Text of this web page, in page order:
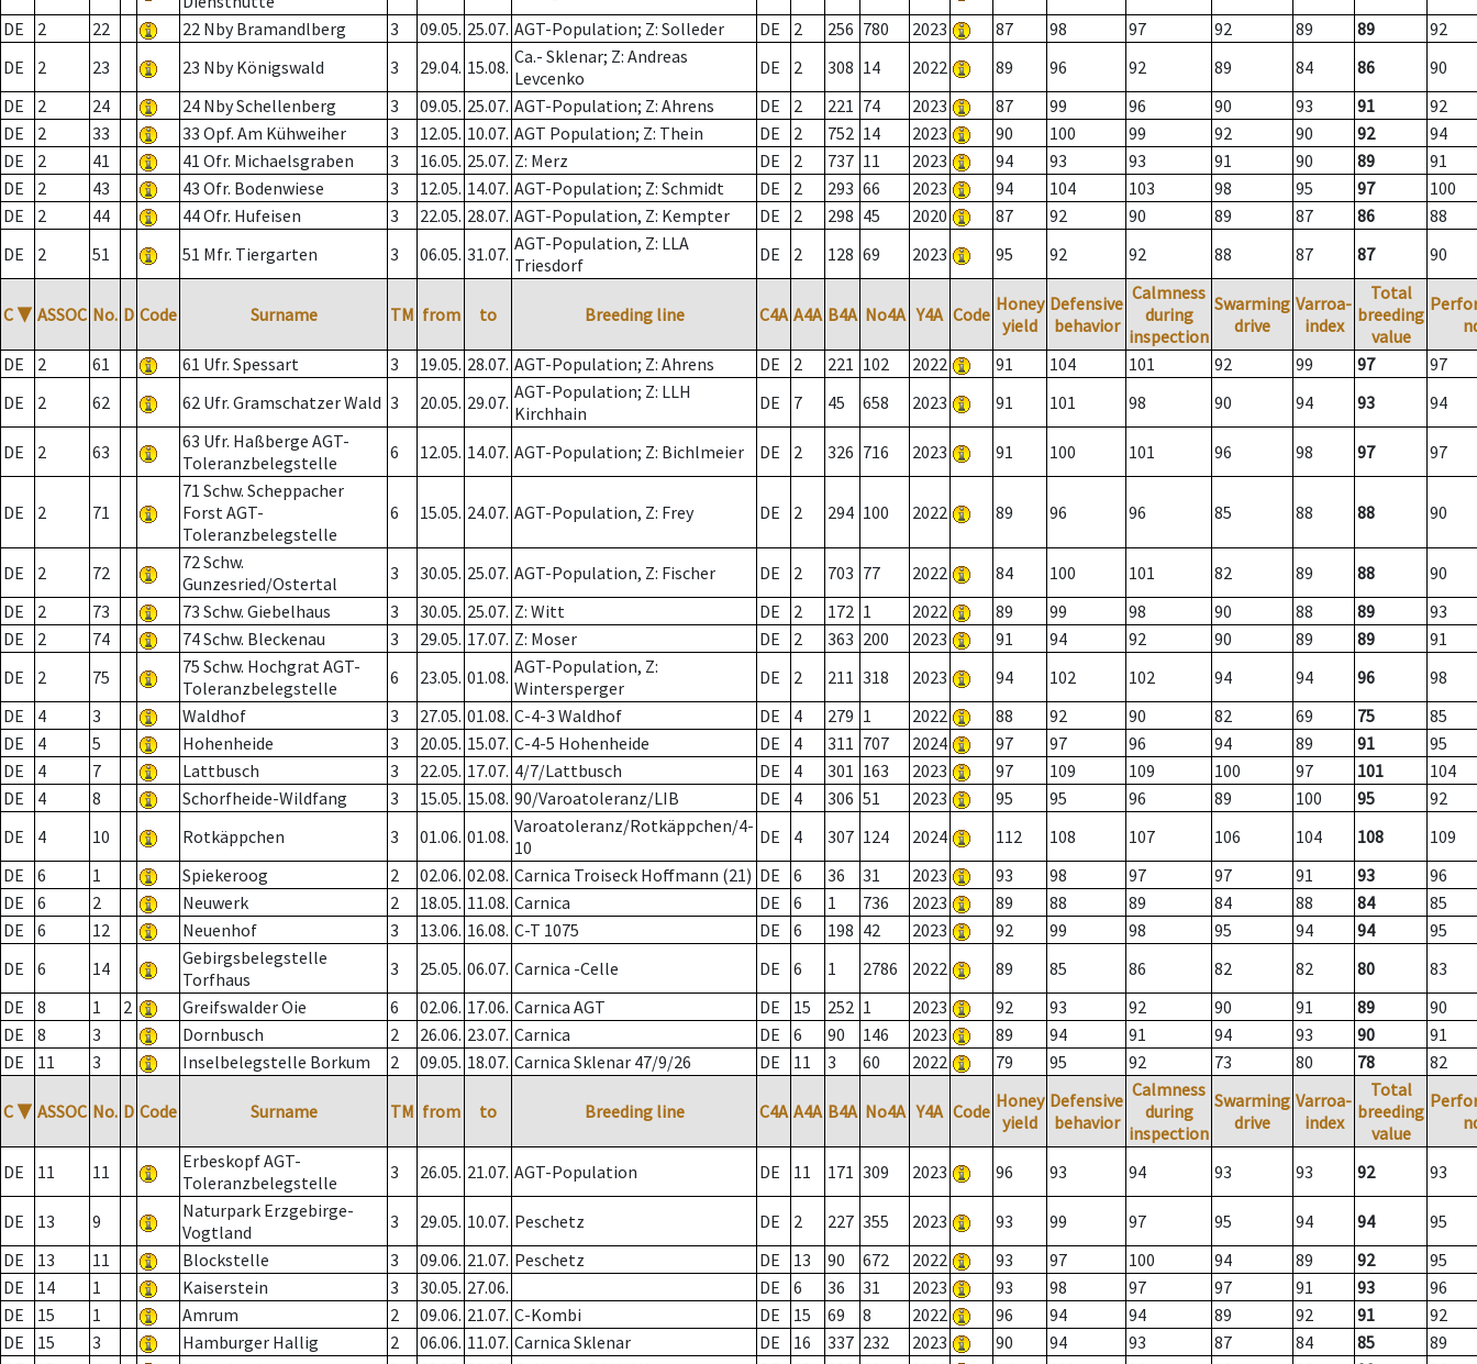
DE
2 22 22 Nby Bramandlberg 3 09.05. 25.07. AGT-Population; Z: Solleder DE 2 256 780 2023 87 98 97 92 89 89
92
DE
2 23 23 Nby Königswald 3 29.04. 15.08. Ca.- Sklenar; Z: Andreas
Levcenko
DE 2 308 14 2022 89 96 92 89 84 86
90
DE
2 24 24 Nby Schellenberg 3 09.05. 25.07. AGT-Population; Z: Ahrens DE 2 221 74 2023 87 99 96 90 93 91
92
DE
2 33 33 Opf. Am Kühweiher 3 12.05. 10.07. AGT Population; Z: Thein DE 2 752 14 2023 90 100 99 92 90 92
94
DE
2 41 41 Ofr. Michaelsgraben 3 16.05. 25.07. Z: Merz DE 2 737 11 2023 94 93 93 91 90 89
91
DE
2 43 43 Ofr. Bodenwiese 3 12.05. 14.07. AGT-Population; Z: Schmidt DE 2 293 66 2023 94 104 103 98 95 97
100
DE
2 44 44 Ofr. Hufeisen 3 22.05. 28.07. AGT-Population, Z: Kempter DE 2 298 45 2020 87 92 90 89 87 86
88
DE
2 51 51 Mfr. Tiergarten 3 06.05. 31.07. AGT-Population, Z: LLA
Triesdorf
DE 2 128 69 2023 95 92 92 88 87 87 90
C ▼ ASSOC No. D Code Surname TM from to Breeding line C4A A4A B4A No4A Y4A Code Honey
yield
Defensive
behavior
Calmness
during
inspection
Swarming
drive
Varroa-
index
Total
breeding
value
DE
2 61 61 Ufr. Spessart 3 19.05. 28.07. AGT-Population; Z: Ahrens DE 2 221 102 2022 91 104 101 92 99 97
97
DE
2 62 62 Ufr. Gramschatzer Wald 3 20.05. 29.07. AGT-Population; Z: LLH
Kirchhain
DE 7 45 658 2023 91 101 98 90 94 93 94
DE 2 63
63 Ufr. Haßberge AGT-
Toleranzbelegstelle
6 12.05. 14.07. AGT-Population; Z: Bichlmeier DE 2 326 716 2023 91 100 101 96 98 97 97
DE 2 71
71 Schw. Scheppacher
Forst AGT-
Toleranzbelegstelle
6 15.05. 24.07. AGT-Population, Z: Frey DE 2 294 100 2022 89 96 96 85 88 88 90
DE 2 72
72 Schw.
Gunzesried/Ostertal
3 30.05. 25.07. AGT-Population, Z: Fischer DE 2 703 77 2022 84 100 101 82 89 88
90
DE
2 73 73 Schw. Giebelhaus 3 30.05. 25.07. Z: Witt DE 2 172 1 2022 89 99 98 90 88 89
93
DE
2 74 74 Schw. Bleckenau 3 29.05. 17.07. Z: Moser DE 2 363 200 2023 91 94 92 90 89 89
91
DE
2 75
75 Schw. Hochgrat AGT-
Toleranzbelegstelle
6 23.05. 01.08. AGT-Population, Z:
Wintersperger
DE 2 211 318 2023 94 102 102 94 94 96
98
DE
4 3 Waldhof 3 27.05. 01.08. C-4-3 Waldhof DE 4 279 1 2022 88 92 90 82 69 75
85
DE
4 5 Hohenheide 3 20.05. 15.07. C-4-5 Hohenheide DE 4 311 707 2024 97 97 96 94 89 91
95
DE
4 7 Lattbusch 3 22.05. 17.07. 4/7/Lattbusch DE 4 301 163 2023 97 109 109 100 97 101
104
DE
4 8 Schorfheide-Wildfang 3 15.05. 15.08. 90/Varoatoleranz/LIB DE 4 306 51 2023 95 95 96 89 100 95
92
DE
4 10 Rotkäppchen 3 01.06. 01.08. Varoatoleranz/Rotkäppchen/4-
10
DE 4 307 124 2024 112 108 107 106 104 108
109
DE
6 1 Spiekeroog 2 02.06. 02.08. Carnica Troiseck Hoffmann (21) DE 6 36 31 2023 93 98 97 97 91 93
96
DE
6 2 Neuwerk 2 18.05. 11.08. Carnica DE 6 1 736 2023 89 88 89 84 88 84
85
DE
6 12 Neuenhof 3 13.06. 16.08. C-T 1075 DE 6 198 42 2023 92 99 98 95 94 94
95
DE
6 14
Gebirgsbelegstelle
Torfhaus
3 25.05. 06.07. Carnica -Celle DE 6 1 2786 2022 89 85 86 82 82 80
83
DE
8 1 2 Greifswalder Oie 6 02.06. 17.06. Carnica AGT DE 15 252 1 2023 92 93 92 90 91 89
90
DE
8 3 Dornbusch 2 26.06. 23.07. Carnica DE 6 90 146 2023 89 94 91 94 93 90
91
DE
11 3 Inselbelegstelle Borkum 2 09.05. 18.07. Carnica Sklenar 47/9/26 DE 11 3 60 2022 79 95 92 73 80 78 82
C ▼ ASSOC No. D Code Surname TM from to Breeding line C4A A4A B4A No4A Y4A Code Honey
yield
Defensive
behavior
Calmness
during
inspection
Swarming
drive
Varroa-
index
Total
breeding
value
DE 11 11
Erbeskopf AGT-
Toleranzbelegstelle
3 26.05. 21.07. AGT-Population DE 11 171 309 2023 96 93 94 93 93 92 93
DE 13 9
Naturpark Erzgebirge-
Vogtland
3 29.05. 10.07. Peschetz DE 2 227 355 2023 93 99 97 95 94 94
95
DE
13 11 Blockstelle 3 09.06. 21.07. Peschetz DE 13 90 672 2022 93 97 100 94 89 92
95
DE
14 1 Kaiserstein 3 30.05. 27.06. DE 6 36 31 2023 93 98 97 97 91 93
96
DE
15 1 Amrum 2 09.06. 21.07. C-Kombi DE 15 69 8 2022 96 94 94 89 92 91
92
DE
15 3 Hamburger Hallig 2 06.06. 11.07. Carnica Sklenar DE 16 337 232 2023 90 94 93 87 84 85
89